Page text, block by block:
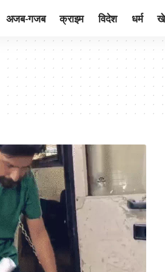
अजब-गजब क्राइम विदेश धर्म